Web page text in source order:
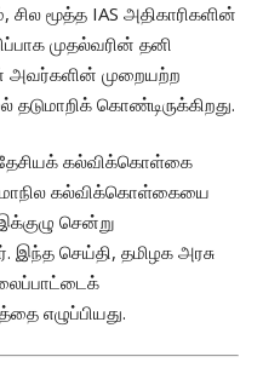
மூத்த IAS அதிகாரிகளின்
முதல்வரின் தனி
அவர்களின் முறையற்ற
கொண்டிருக்கிறது.
கல்விக்கொள்கை
கல்விக்கொள்கையை
சென்று
இந்த செய்தி, தமிழக அரசு
எழுப்பியது.